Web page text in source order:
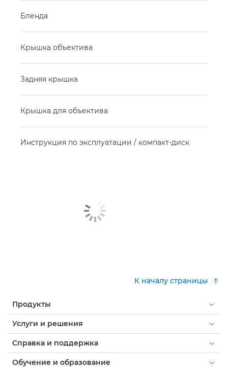
Бленда
Крышка объектива
Задняя крышка
Крышка для объектива
Инструкция по эксплуатации / компакт-диск
К началу страницы
Продукты
Услуги и решения
Справка и поддержка
Обучение и образование